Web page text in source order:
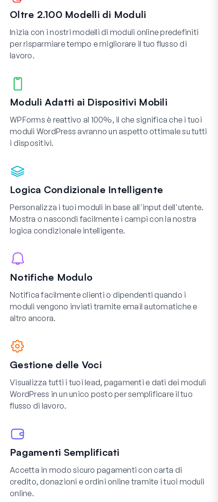
Oltre 2.100 Modelli di Moduli
Inizia con i nostri modelli di moduli online predefiniti
per risparmiare tempo e migliorare il tuo flusso di
lavoro.
Moduli Adatti ai Dispositivi Mobili
WPForms è reattivo al 100%, il che significa che i tuoi
moduli WordPress avranno un aspetto ottimale su tutti
i dispositivi.
Logica Condizionale Intelligente
Personalizza i tuoi moduli in base all'input dell'utente.
Mostra o nascondi facilmente i campi con la nostra
logica condizionale intelligente.
Notifiche Modulo
Notifica facilmente clienti o dipendenti quando i
moduli vengono inviati tramite email automatiche e
altro ancora.
Gestione delle Voci
Visualizza tutti i tuoi lead, pagamenti e dati dei moduli
WordPress in un unico posto per semplificare il tuo
flusso di lavoro.
Pagamenti Semplificati
Accetta in modo sicuro pagamenti con carta di
credito, donazioni e ordini online tramite i tuoi moduli
online.